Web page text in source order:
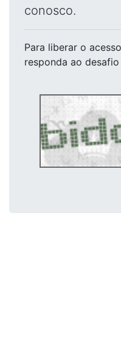
conosco.
Para liberar o acesso
responda ao